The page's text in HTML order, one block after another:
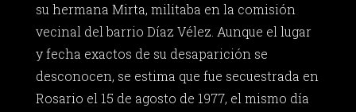
su hermana Mirta, militaba en la comisión
vecinal del barrio Díaz Vélez. Aunque el lugar
y fecha exactos de su desaparición se
desconocen, se estima que fue secuestrada en
Rosario el 15 de agosto de 1977, el mismo día